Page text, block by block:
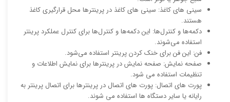
سینی های کاغذ: سینی های کاغذ در پرینترها محل قرارگیری کاغذ
هستند.
دکمه‌ها و کنترل‌ها: این دکمه‌ها و کنترل‌ها برای کنترل عملکرد پرینتر
استفاده می‌شوند.
فن: این فن برای خنک کردن پرینتر استفاده می‌شود.
صفحه نمایش: صفحه نمایش در پرینترها برای نمایش اطلاعات و
تنظیمات استفاده می شود.
پورت های اتصال: پورت های اتصال در پرینترها برای اتصال پرینتر به
رایانه یا سایر دستگاه ها استفاده می شوند.